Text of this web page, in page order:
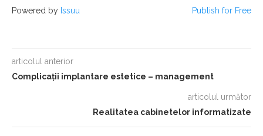
Powered by Issuu Publish for Free
articolul anterior
Complicaţii implantare estetice – management
articolul următor
Realitatea cabinetelor informatizate